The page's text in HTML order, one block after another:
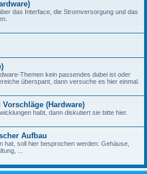
das Interface, die Stromversorgung und das
Themen kein passendes dabei ist oder
überspant, dann versuche es hier einmal.
(Hardware)
habt, dann diskutiert sie bitte hier.
Aufbau
hat, soll hier besprochen werden: Gehäuse,
...